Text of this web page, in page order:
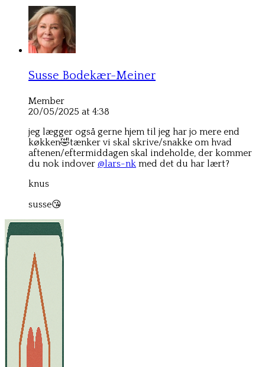
Susse Bodekær-Meiner
Member
20/05/2025 at 4:38
jeg lægger også gerne hjem til jeg har jo mere end
køkken🤣tænker vi skal skrive/snakke om hvad
aftenen/eftermiddagen skal indeholde, der kommer
du nok indover @lars-nk med det du har lært?
knus
susse😘